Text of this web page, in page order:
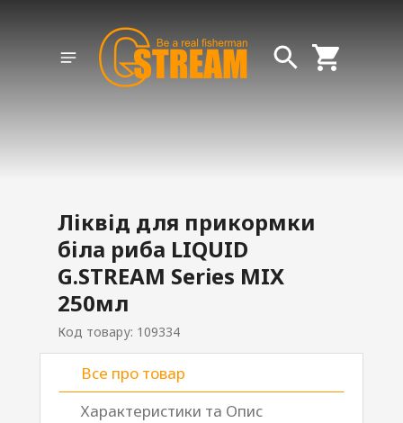
Ліквід для прикормки
біла риба LIQUID
G.STREAM Series MIX
250мл
Код товару: 109334
Все про товар
Характеристики та Опис